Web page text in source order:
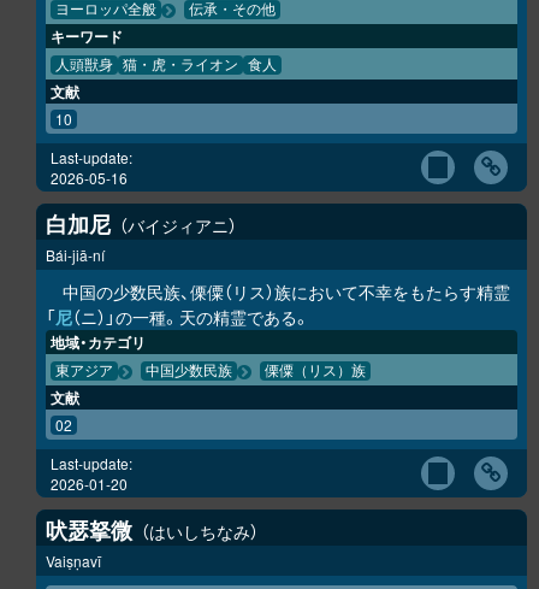
ヨーロッパ全般 伝承・その他
キーワード
人頭獣身 猫・虎・ライオン 食人
文献
10
Last-update:
2026-05-16
白加尼 バイジィアニ
Bái-jiā-ní
中国の少数民族、傈僳（リス）族において不幸をもたらす精霊
「尼（ニ）」の一種。天の精霊である。
地域・カテゴリ
東アジア 中国少数民族 傈僳（リス）族
文献
02
Last-update:
2026-01-20
吠瑟拏微 はいしちなみ
Vaiṣṇavī